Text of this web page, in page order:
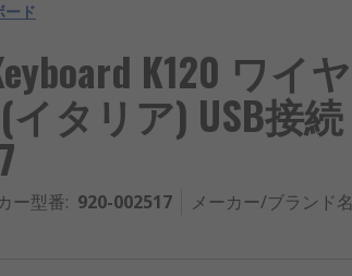
ード
K120 ワイヤ
イタリア) USB接続
ー型番: 920-002517 メーカー/ブランド名